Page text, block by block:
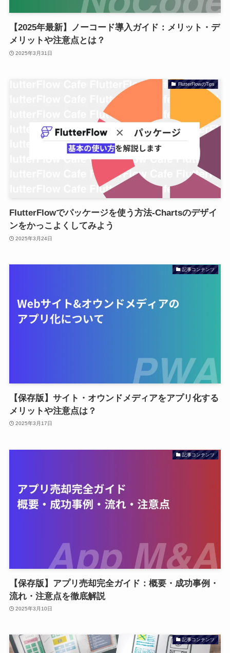
【2025年最新】ノーコード導入ガイド：メリット・デ
メリットや注意点とは？
2025年3月31日
FlutterFlowのTips
FlutterFlowでパッケージを使う方法-Chartsのデザイ
ンをかっこよくしてみよう
2025年3月24日
記事コンテンツ
【保存版】サイト・オウンドメディアをアプリ化する
メリットや注意点は？
2025年3月17日
記事コンテンツ
【保存版】アプリ売却完全ガイド：概要・成功事例・
流れ・注意点を徹底解説
2025年3月10日
記事コンテンツ